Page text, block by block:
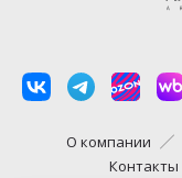
О компании
Контакты